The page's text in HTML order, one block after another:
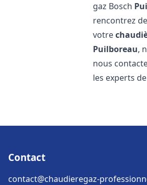
gaz Bosch
rencontrez
votre
Puilboreau,
nous
les experts
Contact
contact@chaudieregaz-